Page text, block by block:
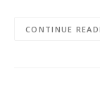
CONTINUE